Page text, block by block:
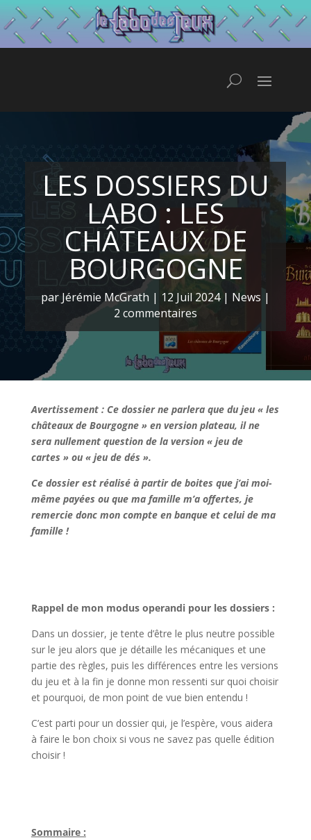
LES DOSSIERS DU
LABO : LES
CHÂTEAUX DE
BOURGOGNE
par Jérémie McGrath | 12 Juil 2024| News |
2 commentaires
Avertissement : Ce dossier ne parlera que du jeu « les
châteaux de Bourgogne » en version plateau, il ne
sera nullement question de la version « jeu de
cartes » ou « jeu de dés ».
Ce dossier est réalisé à partir de boites que j’ai moi-
même payées ou que ma famille m’a offertes, je
remercie donc mon compte en banque et celui de ma
famille !
Rappel de mon modus operandi pour les dossiers :
Dans un dossier, je tente d’être le plus neutre possible
sur le jeu alors que je détaille les mécaniques et une
partie des règles, puis les différences entre les versions
du jeu et à la fin je donne mon ressenti sur quoi choisir
et pourquoi, de mon point de vue bien entendu !
C’est parti pour un dossier qui, je l’espère, vous aidera
à faire le bon choix si vous ne savez pas quelle édition
choisir !
Sommaire :